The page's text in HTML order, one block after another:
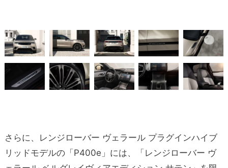
さらに、レンジローバー ヴェラール プラグインハイブ
リッドモデルの「P400e」には、「レンジローバー ヴ